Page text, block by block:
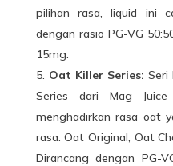
pilihan rasa, liquid ini
dengan rasio PG-VG
15mg.
Oat Killer Series: Seri
Series dari Mag
menghadirkan rasa oat
rasa: Oat Original, Oat
Dirancang dengan PG-